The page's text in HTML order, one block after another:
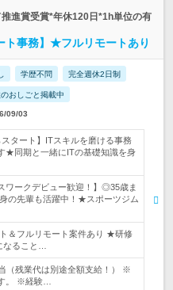
進賞受賞*年休120日*1h単位の有
ト事務】★フルリモートあり
学歴不問 完全週休2日制
おしごと掲載中
09/03
スタート】ITスキルを磨ける事務
★同期と一緒にITの基礎知識を身
ワークデビュー歓迎！】◎35歳ま
の先輩も活躍中！★スポーツジム
＆フルリモート案件あり ★研修
なること…
（残業代は別途全額支給！） ※
。 ※経験…